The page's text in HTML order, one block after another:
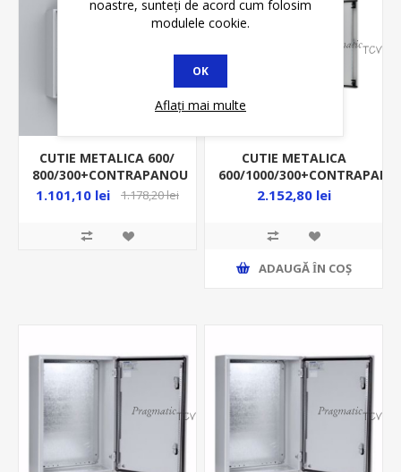
CUTIE METALICA 600/
800/300+CONTRAPANOU
IP66 MAS0608030R5
1.101,10 lei 1.178,20 lei
CUTIE METALICA
600/1000/
IP55 MAD0601030XR5
2.152,80 lei
ADAUGĂ ȊN COŞ
noastre, sunteți de acord cum folosim
modulele cookie.
OK
Aflați mai multe